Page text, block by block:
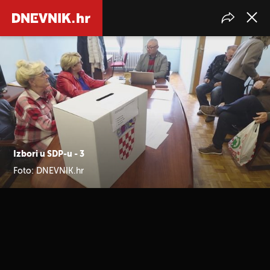
Izbori u SDP-u - 3
Foto: DNEVNIK.hr